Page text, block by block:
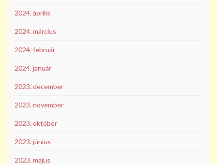
2024. április
2024. március
2024. február
2024. január
2023. december
2023. november
2023. október
2023. június
2023. május